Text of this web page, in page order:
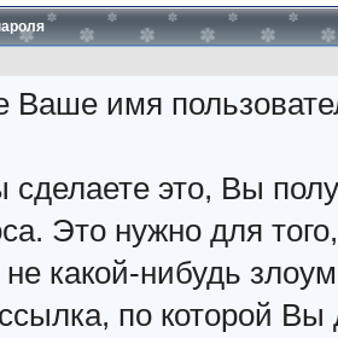
Ваше имя
сделаете это, Вы
Это нужно для
какой-нибудь
по которой